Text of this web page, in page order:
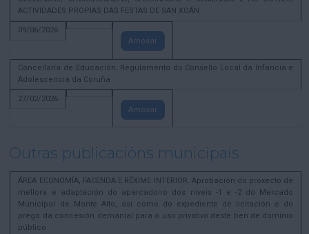
ACTIVIDADES PROPIAS DAS FESTAS DE SAN XOÁN
09/06/2026
Amosar
Concellaría de Educación. Regulamento do Consello Local da Infancia e
Adolescencia da Coruña
27/02/2026
Amosar
Outras publicacións municipais
ÁREA ECONOMÍA, FACENDA E RÉXIME INTERIOR. Aprobación do proxecto de
mellora e adaptación do aparcadoiro dos niveis -1 e -2 do Mercado
Municipal de Monte Alto, así como do expediente de licitación e do
prego da concesión demanial para o uso privativo deste ben de dominio
público